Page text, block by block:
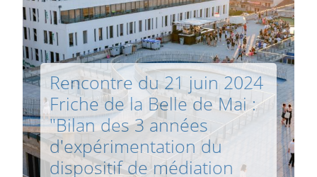
Rencontre du 21 juin 2024
Friche de la Belle de Mai :
"Bilan des 3 années
d'expérimentation du
dispositif de médiation